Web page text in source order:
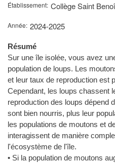
Établissement Collège Saint
Année 2024-2025
Résumé
Sur une île isolée, vous avez
population de loups. Les
et leur taux de reproduction est
Cependant, les loups chassent
reproduction des loups dépend
sont bien nourris, plus leur
les populations de moutons et
interagissent de manière
l'écosystème de l'île.
• Si la population de moutons